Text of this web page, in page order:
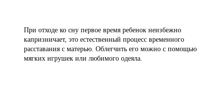
При отходе ко сну первое время ребенок неизбежно
капризничает, это естественный процесс временного
расставания с матерью. Облегчить его можно с помощью
мягких игрушек или любимого одеяла.